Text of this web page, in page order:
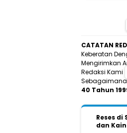
CATATAN
Keberatan
Mengirimkan
Redaksi Kami
40 Tahun
Reses di
dan